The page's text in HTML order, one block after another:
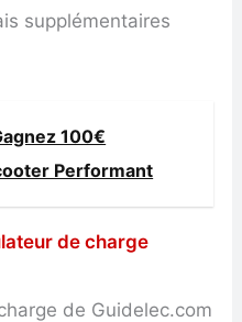
supplémentaires
100€
Performant
de charge
de Guidelec.com